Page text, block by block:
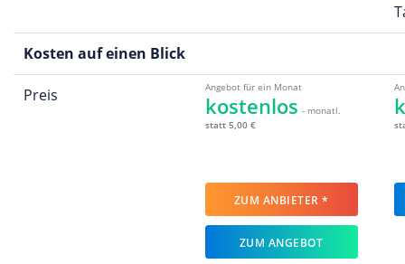
Kosten auf einen Blick
Preis Angebot für ein Monat
kostenlos - monatl.
statt 5,00 €
ZUM ANBIETER *
ZUM ANGEBOT